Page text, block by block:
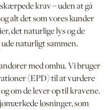
krav – uden at gå
alt det som vores kunder
det naturlige lys og de
naturligt sammen.
med omhu. Vi bruger
(EPD) til at vurdere
om de lever op til kravene.
løsninger, som